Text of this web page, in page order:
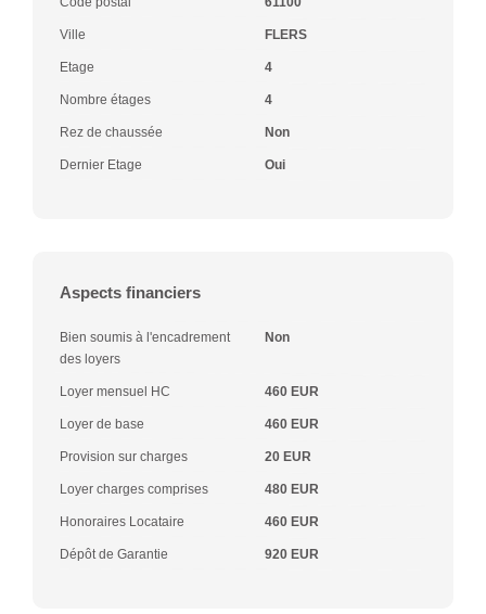
Ville FLERS
Etage 4
Nombre étages 4
Rez de chaussée Non
Dernier Etage Oui
Aspects financiers
Bien soumis à l'encadrement
des loyers
Non
Loyer mensuel HC 460 EUR
Loyer de base 460 EUR
Provision sur charges 20 EUR
Loyer charges comprises 480 EUR
Honoraires Locataire 460 EUR
Dépôt de Garantie 920 EUR